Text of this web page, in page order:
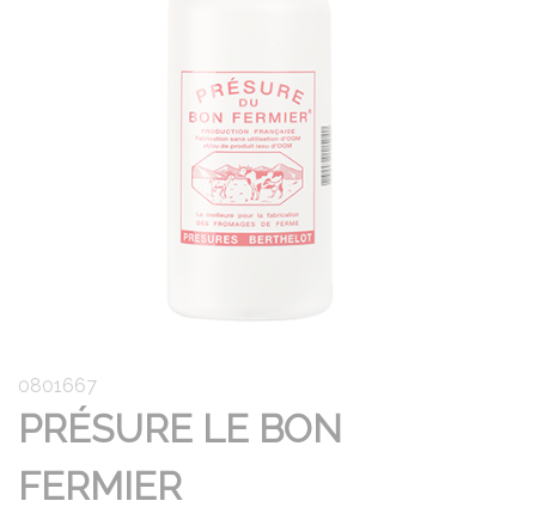
0801667
PRÉSURE LE BON
FERMIER